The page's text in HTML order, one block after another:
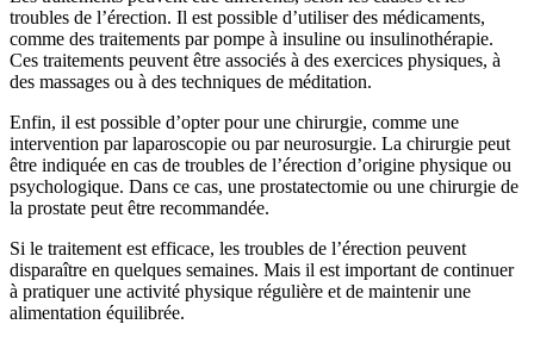
troubles de l’érection. Il est possible d’utiliser des médicaments,
comme des traitements par pompe à insuline ou insulinothérapie.
Ces traitements peuvent être associés à des exercices physiques, à
des massages ou à des techniques de méditation.
Enfin, il est possible d’opter pour une chirurgie, comme une
intervention par laparoscopie ou par neurosurgie. La chirurgie peut
être indiquée en cas de troubles de l’érection d’origine physique ou
psychologique. Dans ce cas, une prostatectomie ou une chirurgie de
la prostate peut être recommandée.
Si le traitement est efficace, les troubles de l’érection peuvent
disparaître en quelques semaines. Mais il est important de continuer
à pratiquer une activité physique régulière et de maintenir une
alimentation équilibrée.